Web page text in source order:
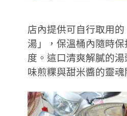
店內提供可自行取用
湯」，保溫桶內隨時
度。這口清爽解膩的
味煎粿與甜米醬的靈魂